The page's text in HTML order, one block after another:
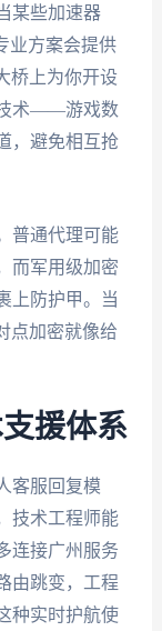
某些加速器
业方案会提供
桥上为你开设
技术——游戏数
，避免相互抢
普通代理可能
而军用级加密
上防护甲。当
点加密就像给
援体系
客服回复模
技术工程师能
连接广州服务
由跳变，工程
种实时护航使